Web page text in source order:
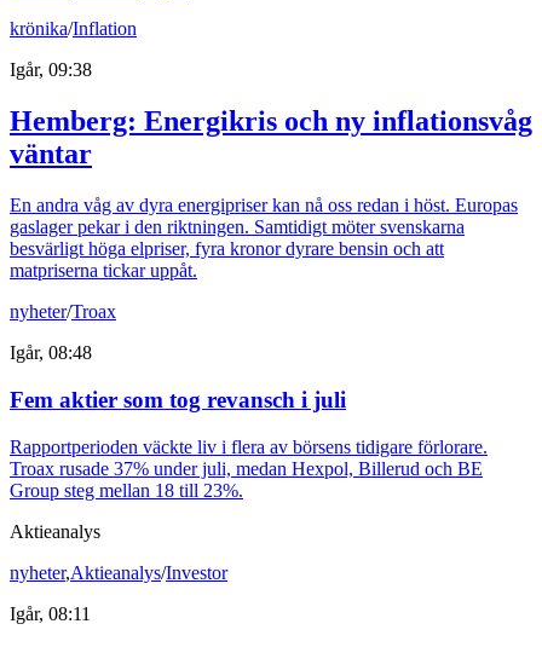
krönika/Inflation
Igår, 09:38
Hemberg: Energikris och ny inflationsvåg
väntar
En andra våg av dyra energipriser kan nå oss redan i höst. Europas
gaslager pekar i den riktningen. Samtidigt möter svenskarna
besvärligt höga elpriser, fyra kronor dyrare bensin och att
matpriserna tickar uppåt.
nyheter/Troax
Igår, 08:48
Fem aktier som tog revansch i juli
Rapportperioden väckte liv i flera av börsens tidigare förlorare.
Troax rusade 37% under juli, medan Hexpol, Billerud och BE
Group steg mellan 18 till 23%.
Aktieanalys
nyheter,Aktieanalys/Investor
Igår, 08:11